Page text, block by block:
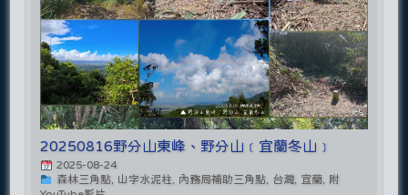
20250816野分山東峰、野分山﹝宜蘭冬山﹞
2025-08-24
森林三角點, 山字水泥柱, 內務局補助三角點, 台灣, 宜蘭, 附